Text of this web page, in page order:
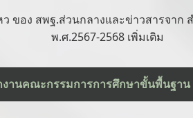
ของ สพฐ.ส่วนกลางและข่าวสารจาก
พ.ศ.2567-2568 เพิ่มเติม
งานคณะกรรมการการศึกษาขั้นพื้นฐาน